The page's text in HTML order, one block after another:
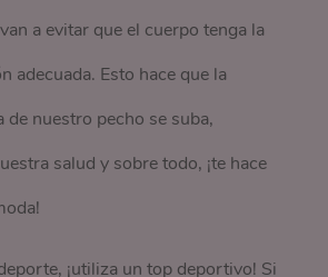
a evitar que el cuerpo tenga la
adecuada. Esto hace que la
de nuestro pecho se suba,
salud y sobre todo, ¡te hace
¡utiliza un top deportivo! Si